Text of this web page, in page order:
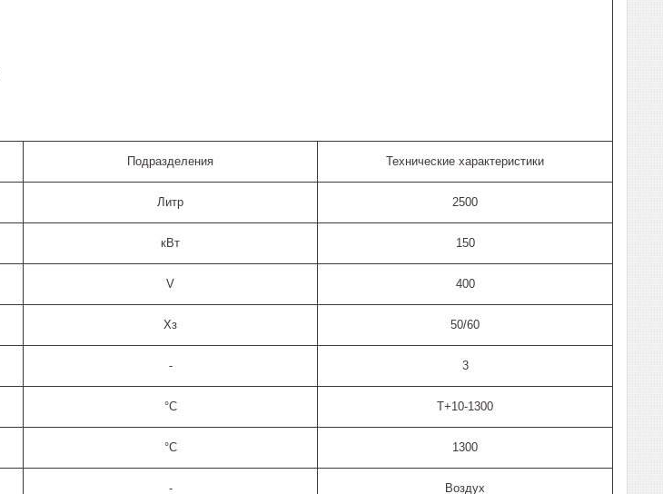
Подразделения Технические характеристики
Литр 2500
кВт 150
V 400
Хз 50/60
- 3
°C T+10-1300
°C 1300
- Воздух